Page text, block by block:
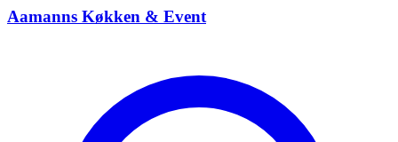
Aamanns Køkken & Event